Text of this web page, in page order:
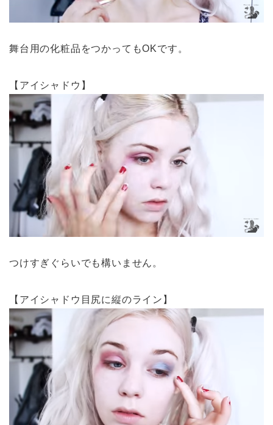
舞台用の化粧品をつかってもOKです。
【アイシャドウ】
つけすぎぐらいでも構いません。
【アイシャドウ目尻に縦のライン】